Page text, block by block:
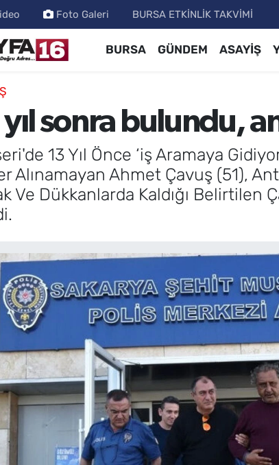
Foto Galeri BURSA ETKİNLİK TAKVİMİ
BURSA GÜNDEM ASAYİŞ
yıl sonra bulundu,
13 Yıl Önce ‘iş Aramaya
Alınamayan Ahmet Çavuş (51),
Ve Dükkanlarda Kaldığı
Grup Puan Durumu ve Fikstür